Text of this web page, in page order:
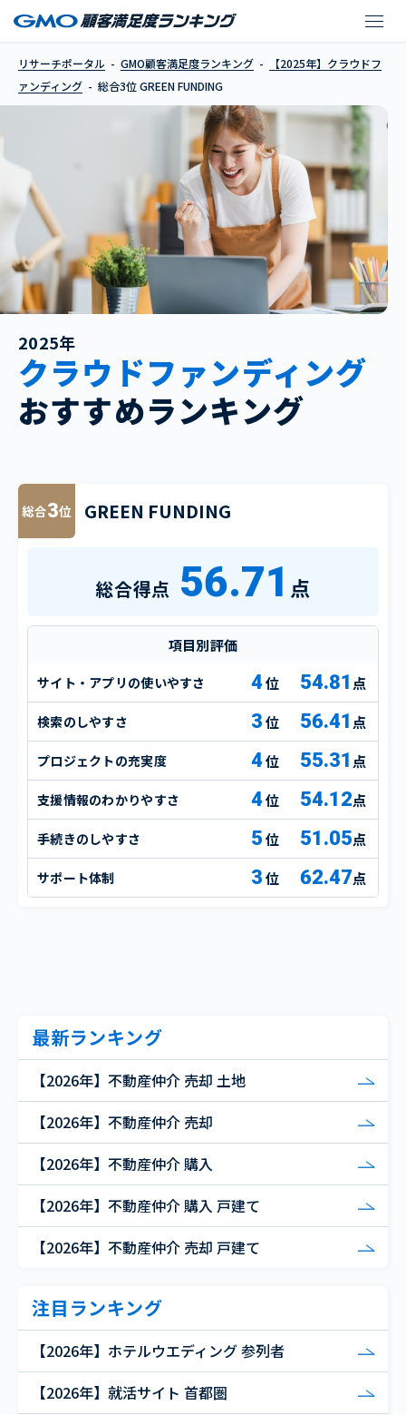
GREEN FUNDING
リサーチポータル GMO顧客満足度ランキング
【2025年】クラウドフ
ァンディング
総合3位 GREEN FUNDING
2025年
クラウドファンディング
おすすめランキング
総合3位 GREEN FUNDING
総合得点 56.71 点
項目別評価
サイト・アプリの使いやすさ 4 54.81 点
検索のしやすさ 3 56.41 点
プロジェクトの充実度 4 55.31 点
支援情報のわかりやすさ 4 54.12点
手続きのしやすさ 5 51.05点
サポート体制 3 62.47点
最新ランキング
【2026年】不動産仲介 売却 土地
【2026年】不動産仲介 売却
【2026年】不動産仲介 購入
【2026年】不動産仲介 購入 戸建て
【2026年】不動産仲介 売却 戸建て
注目ランキング
【2026年】ホテルウエディング 参列者
【2026年】就活サイト 首都圏